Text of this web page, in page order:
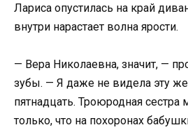
Лариса опустилась на край
внутри нарастает волна ярости.
— Вера Николаевна, значит, —
зубы. — Я даже не видела эту
пятнадцать. Троюродная
только, что на похоронах